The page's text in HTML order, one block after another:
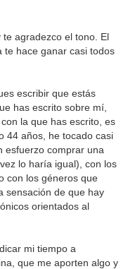
agradezco el tono. El
te hace ganar casi todos
escribir que estás
has escrito sobre mí,
la que has escrito, es
44 años, he tocado casi
esfuerzo comprar una
lo haría igual), con los
con los géneros que
sensación de que hay
orientados al
mi tiempo a
que me aporten algo y